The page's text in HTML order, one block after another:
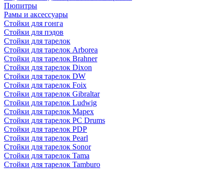
Пюпитры
Рамы и аксессуары
Стойки для гонга
Стойки для пэдов
Стойки для тарелок
Стойки для тарелок Arborea
Стойки для тарелок Brahner
Стойки для тарелок Dixon
Стойки для тарелок DW
Стойки для тарелок Foix
Стойки для тарелок Gibraltar
Стойки для тарелок Ludwig
Стойки для тарелок Mapex
Стойки для тарелок PC Drums
Стойки для тарелок PDP
Стойки для тарелок Pearl
Стойки для тарелок Sonor
Стойки для тарелок Tama
Стойки для тарелок Tamburo